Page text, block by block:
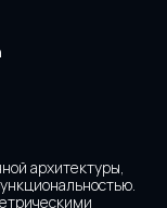
архитектуры,